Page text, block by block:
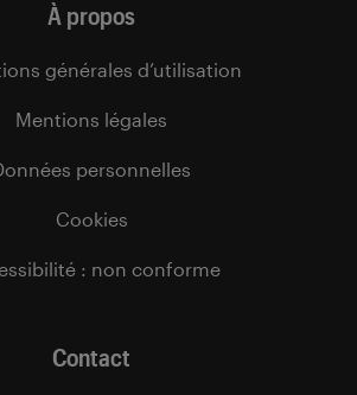
À propos
générales d’utilisation
Mentions légales
personnelles
Cookies
: non conforme
Contact